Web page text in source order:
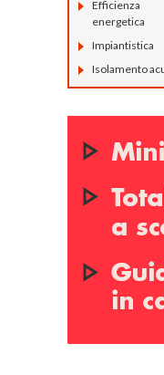
Efficienza
energetica
Impiantistica
Isolamento